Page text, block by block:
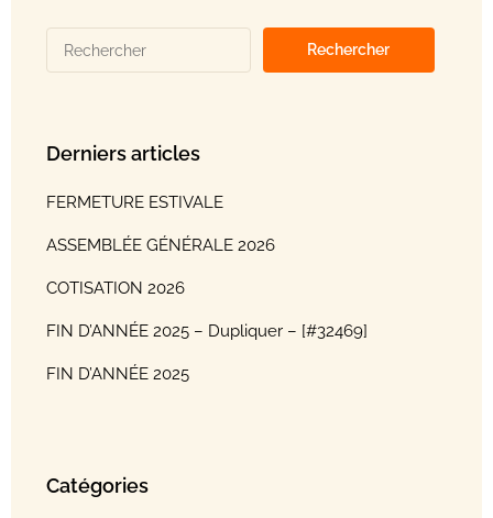
Derniers articles
FERMETURE ESTIVALE
ASSEMBLÉE GÉNÉRALE 2026
COTISATION 2026
FIN D’ANNÉE 2025 – Dupliquer – [#32469]
FIN D’ANNÉE 2025
Catégories